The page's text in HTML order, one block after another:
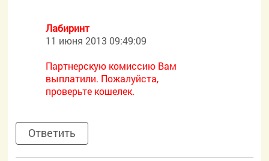
Лабиринт
11 июня 2013 09:49:09
Партнерскую комиссию Вам
выплатили. Пожалуйста,
проверьте кошелек.
Ответить